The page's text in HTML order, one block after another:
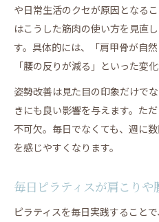
や日常生活のクセが原因となる
はこうした筋肉の使い方を見直
す。具体的には、「肩甲骨が自
「腰の反りが減る」といった変
姿勢改善は見た目の印象だけで
きにも良い影響を与えます。た
不可欠。毎日でなくても、週に
を感じやすくなります。
毎日ピラティスが肩こり
ピラティスを毎日実践すること